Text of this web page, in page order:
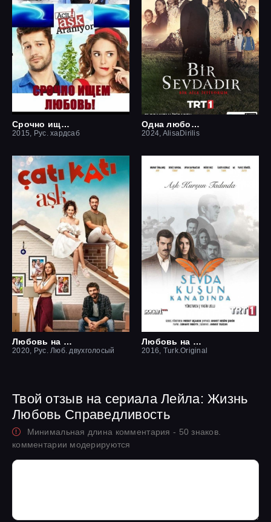
Срочно ищем любовь
2015, Рус. хардсаб
Одна любовь
2024, AlisaDirilis
Любовь на крыше / Чердак любви
2020, Рус. Люб. двухголосый
Любовь на крыльях птицы
2016, Turk.Original
Твой отзыв на сериала Лейла: Жизнь
Любовь Справедливость
Минимальная длина комментария - 50 знаков.
комментарии модерируются